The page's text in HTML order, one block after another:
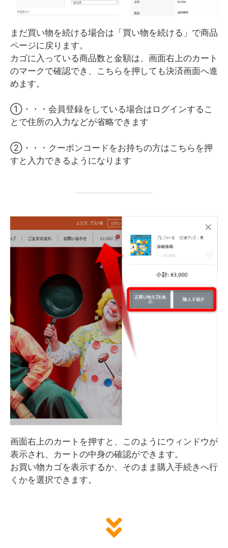
まだ買い物を続ける場合は「買い物を続ける」で商品
ページに戻ります。
カゴに入っている商品数と金額は、画面右上のカート
のマークで確認でき、こちらを押しても決済画面へ進
めます。
①・・・会員登録をしている場合はログインするこ
とで住所の入力などが省略できます
②・・・クーポンコードをお持ちの方はこちらを押
すと入力できるようになります
画面右上のカートを押すと、このようにウィンドウが
表示され、カートの中身の確認ができます。
お買い物カゴを表示するか、そのまま購入手続きへ行
くかを選択できます。